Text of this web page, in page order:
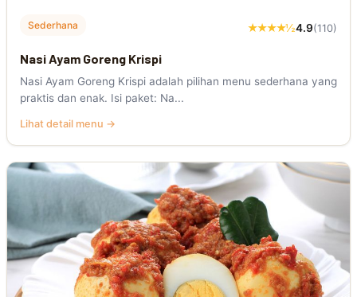
Sederhana ★★★★½4.9(110)
Nasi Ayam Goreng Krispi
Nasi Ayam Goreng Krispi adalah pilihan menu sederhana yang
praktis dan enak. Isi paket: Na...
Lihat detail menu →